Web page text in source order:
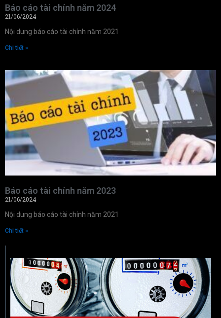
Báo cáo tài chính năm 2024
21/06/2024
Nội dung báo cáo tài chính năm 2021
Chi tiết »
Báo cáo tài chính năm 2023
21/06/2024
Nội dung báo cáo tài chính năm 2021
Chi tiết »